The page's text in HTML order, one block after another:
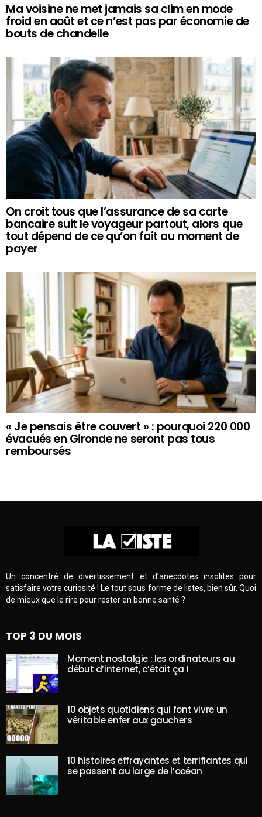
Ma voisine ne met jamais sa clim en mode
froid en août et ce n’est pas par économie de
bouts de chandelle
On croit tous que l’assurance de sa carte
bancaire suit le voyageur partout, alors que
tout dépend de ce qu’on fait au moment de
payer
« Je pensais être couvert » : pourquoi 220 000
évacués en Gironde ne seront pas tous
remboursés
Un concentré de divertissement et d’anecdotes insolites pour
satisfaire votre curiosité ! Le tout sous forme de listes, bien sûr. Quoi
de mieux que le rire pour rester en bonne santé ?
TOP 3 DU MOIS
Moment nostalgie : les ordinateurs au
début d’internet, c’était ça !
10 objets quotidiens qui font vivre un
véritable enfer aux gauchers
10 histoires effrayantes et terrifiantes qui
se passent au large de l’océan